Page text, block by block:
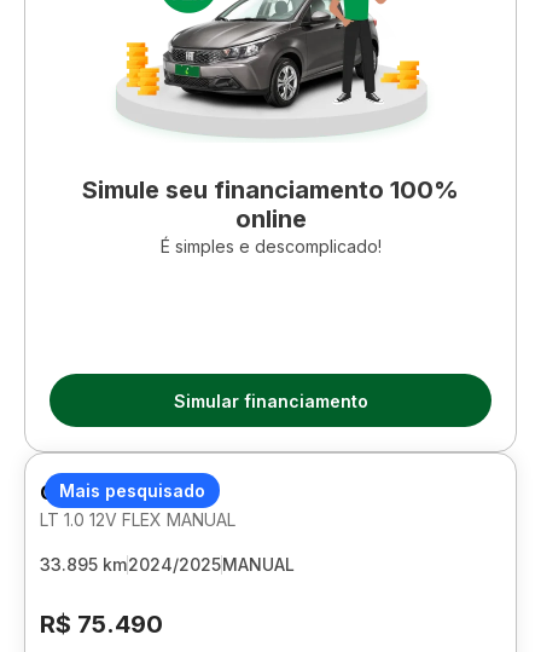
Simule seu financiamento 100%
online
É simples e descomplicado!
Simular financiamento
Mais pesquisado
CHEVROLET ONIX
LT 1.0 12V FLEX MANUAL
33.895 km2024/2025MANUAL
R$ 75.490